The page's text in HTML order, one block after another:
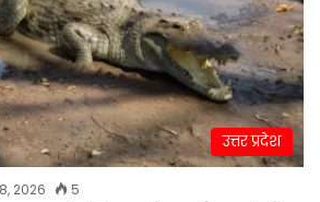
उत्तर प्रदेश
2026 5